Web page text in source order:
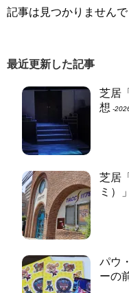
記事は見つかりませんで
最近更新した記事
芝居
想
芝居
ミ）
パウ
ーの